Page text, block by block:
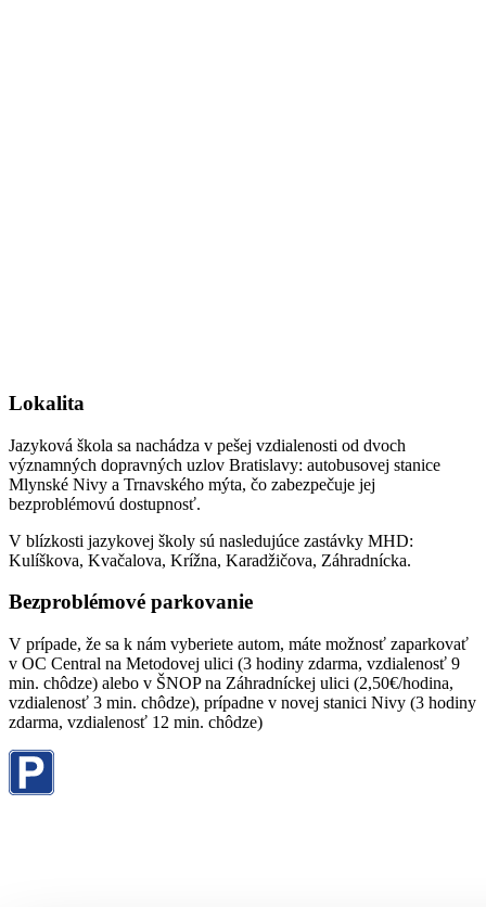
Lokalita
Jazyková škola sa nachádza v pešej vzdialenosti od dvoch
významných dopravných uzlov Bratislavy: autobusovej stanice
Mlynské Nivy a Trnavského mýta, čo zabezpečuje jej
bezproblémovú dostupnosť.
V blízkosti jazykovej školy sú nasledujúce zastávky MHD:
Kulíškova, Kvačalova, Krížna, Karadžičova, Záhradnícka.
Bezproblémové parkovanie
V prípade, že sa k nám vyberiete autom, máte možnosť zaparkovať
v OC Central na Metodovej ulici (3 hodiny zdarma, vzdialenosť 9
min. chôdze) alebo v ŠNOP na Záhradníckej ulici (2,50€/hodina,
vzdialenosť 3 min. chôdze), prípadne v novej stanici Nivy (3 hodiny
zdarma, vzdialenosť 12 min. chôdze)